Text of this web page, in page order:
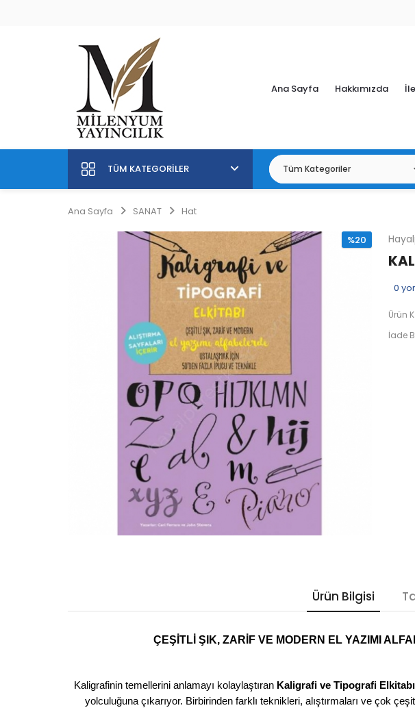
Ana Sayfa Hakkımızda
TÜM KATEGORILER
Ana Sayfa SANAT Hat
%20
0
Ürün
İade
Ürün Bilgisi
ÇEŞİTLİ ŞIK, ZARİF VE MODERN EL YAZIMI
Kaligrafinin temellerini anlamayı kolaylaştıran Kaligrafi ve Tipografi
yolculuğuna çıkarıyor. Birbirinden farklı teknikleri, alıştırmaları ve çok